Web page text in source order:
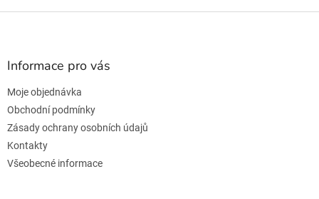
v
Z
Informace pro vás
Moje objednávka
Obchodní podmínky
Zásady ochrany osobních údajů
Kontakty
Všeobecné informace